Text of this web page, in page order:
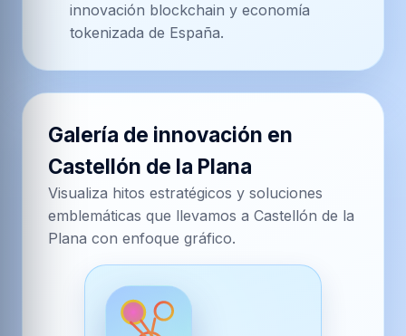
innovación blockchain y economía
tokenizada de España.
Galería de innovación en
Castellón de la Plana
Visualiza hitos estratégicos y soluciones
emblemáticas que llevamos a Castellón de la
Plana con enfoque gráfico.